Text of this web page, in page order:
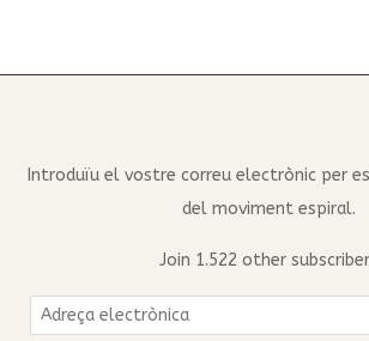
Introduïu el vostre correu electrònic per
del moviment espiral.
Join 1.522 other
Adreça
electrònica